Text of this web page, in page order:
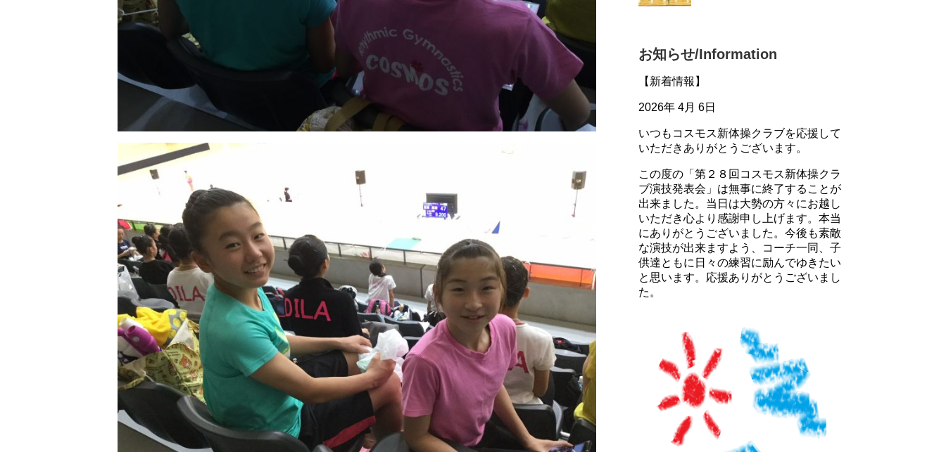
お知らせ/Information
【新着情報】
2026年 4月 6日
いつもコスモス新体操クラブを応援して
いただきありがとうございます。
この度の「第２８回コスモス新体操クラ
ブ演技発表会」は無事に終了することが
出来ました。当日は大勢の方々にお越し
いただき心より感謝申し上げます。本当
にありがとうございました。今後も素敵
な演技が出来ますよう、コーチ一同、子
供達ともに日々の練習に励んでゆきたい
と思います。応援ありがとうございまし
た。